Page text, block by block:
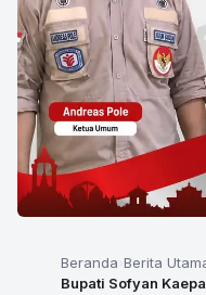
Beranda Berita
Bupati Sofyan